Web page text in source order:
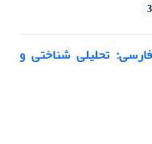
تحلیلی شناختی و